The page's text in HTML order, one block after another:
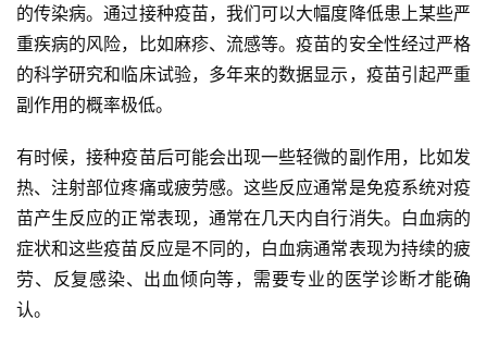
的传染病。通过接种疫苗，我们可以大幅度降低患上某些严
重疾病的风险，比如麻疹、流感等。疫苗的安全性经过严格
的科学研究和临床试验，多年来的数据显示，疫苗引起严重
副作用的概率极低。
有时候，接种疫苗后可能会出现一些轻微的副作用，比如发
热、注射部位疼痛或疲劳感。这些反应通常是免疫系统对疫
苗产生反应的正常表现，通常在几天内自行消失。白血病的
症状和这些疫苗反应是不同的，白血病通常表现为持续的疲
劳、反复感染、出血倾向等，需要专业的医学诊断才能确
认。